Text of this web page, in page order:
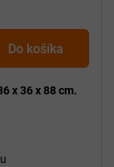
Do košíka
x 36 x 88 cm.